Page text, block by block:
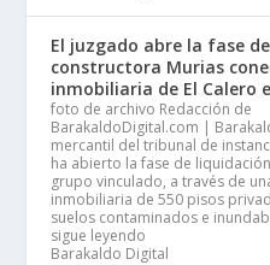
El juzgado abre la fase
constructora Murias
inmobiliaria de El Calero
foto de archivo Redacción de
BarakaldoDigital.com |
mercantil del tribunal de
ha abierto la fase de
grupo vinculado, a través de
inmobiliaria de 550 pisos
suelos contaminados e
sigue leyendo
Barakaldo Digital